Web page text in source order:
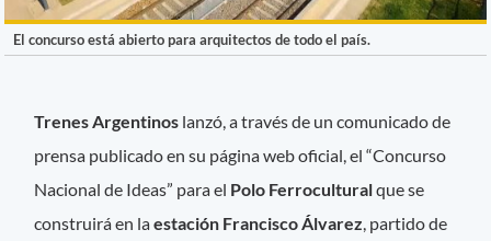
El concurso está abierto para arquitectos de todo el país.
Trenes Argentinos lanzó, a través de un comunicado de
prensa publicado en su página web oficial, el “Concurso
Nacional de Ideas” para el Polo Ferroculturalque se
construirá en laestación Francisco Álvarez , partido de